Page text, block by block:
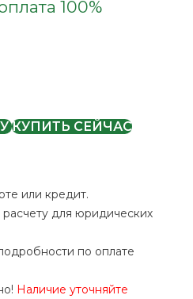
100%
КУПИТЬ СЕЙЧАС
или кредит.
для юридических
по оплате
Наличие уточняйте